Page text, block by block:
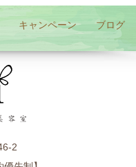
キャンペーン ブログ
2